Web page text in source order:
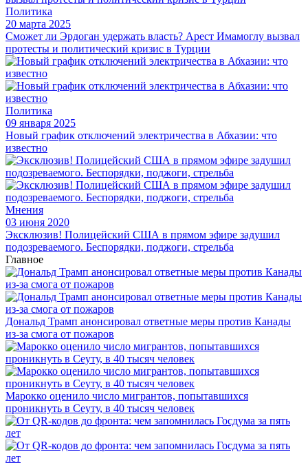
Политика
20 марта 2025
Сможет ли Эрдоган удержать власть? Арест Имамоглу вызвал
протесты и политический кризис в Турции
Политика
09 января 2025
Новый график отключений электричества в Абхазии: что
известно
Мнения
03 июня 2020
Эксклюзив! Полицейский США в прямом эфире задушил
подозреваемого. Беспорядки, поджоги, стрельба
Главное
Дональд Трамп анонсировал ответные меры против Канады
из-за смога от пожаров
Марокко оценило число мигрантов, попытавшихся
проникнуть в Сеуту, в 40 тысяч человек